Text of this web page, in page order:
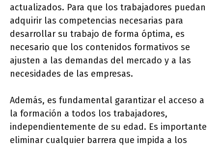
actualizados. Para que los trabajadores puedan
adquirir las competencias necesarias para
desarrollar su trabajo de forma óptima, es
necesario que los contenidos formativos se
ajusten a las demandas del mercado y a las
necesidades de las empresas.
Además, es fundamental garantizar el acceso a
la formación a todos los trabajadores,
independientemente de su edad. Es importante
eliminar cualquier barrera que impida a los